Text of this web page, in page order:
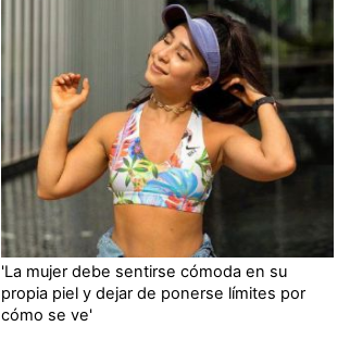
'La mujer debe sentirse cómoda en su
propia piel y dejar de ponerse límites por
cómo se ve'